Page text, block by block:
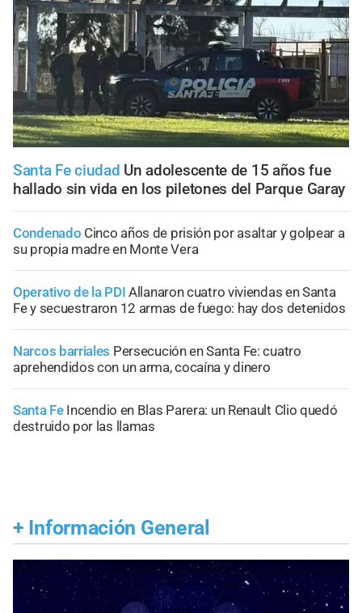
Santa Fe ciudad Un adolescente de 15 años fue
hallado sin vida en los piletones del Parque Garay
Condenado Cinco años de prisión por asaltar y golpear a
su propia madre en Monte Vera
Operativo de la PDI Allanaron cuatro viviendas en Santa
Fe y secuestraron 12 armas de fuego: hay dos detenidos
Narcos barriales Persecución en Santa Fe: cuatro
aprehendidos con un arma, cocaína y dinero
Santa Fe Incendio en Blas Parera: un Renault Clio quedó
destruido por las llamas
+ Información General